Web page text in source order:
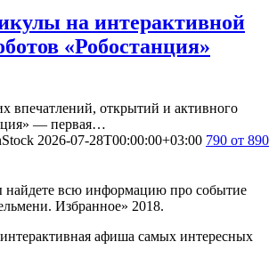
на интерактивной
«Робостанция»
впечатлений, открытий и активного
— первая…
2026-07-28T00:00:00+03:00 790 от 890
найдете всю информацию про событие
Избранное» 2018.
афиша самых интересных